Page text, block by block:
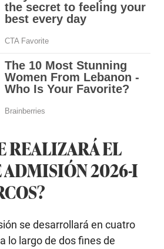
REALIZARÁ EL
ADMISIÓN 2026-I
se desarrollará en cuatro
lo largo de dos fines de